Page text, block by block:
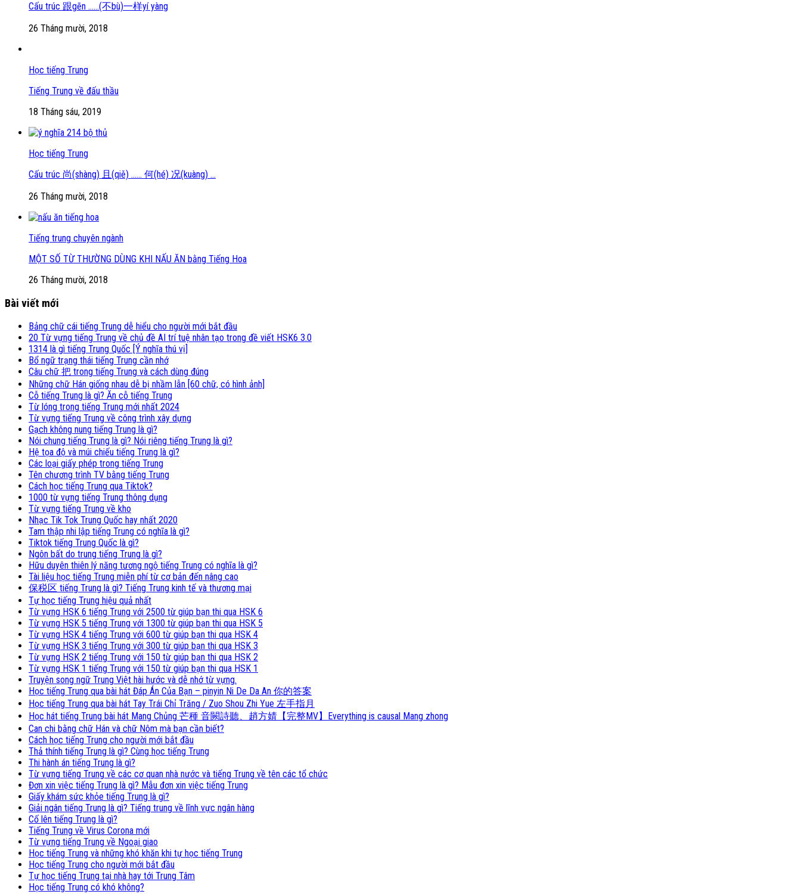
Cấu trúc 跟gēn ……(不bù)一样yí yàng
26 Tháng mười, 2018
Học tiếng Trung
Tiếng Trung về đấu thầu
18 Tháng sáu, 2019
Học tiếng Trung
Cấu trúc 尚(shàng) 且(qiě) …… 何(hé) 况(kuàng) …
26 Tháng mười, 2018
Tiếng trung chuyên ngành
MỘT SỐ TỪ THƯỜNG DÙNG KHI NẤU ĂN bằng Tiếng Hoa
26 Tháng mười, 2018
Bài viết mới
Bảng chữ cái tiếng Trung dễ hiểu cho người mới bắt đầu
20 Từ vựng tiếng Trung về chủ đề AI trí tuệ nhân tạo trong đề viết HSK6 3.0
1314 là gì tiếng Trung Quốc [Ý nghĩa thú vị]
Bổ ngữ trạng thái tiếng Trung cần nhớ
Câu chữ 把 trong tiếng Trung và cách dùng đúng
Những chữ Hán giống nhau dễ bị nhầm lẫn [60 chữ, có hình ảnh]
Cỗ tiếng Trung là gì? Ăn cỗ tiếng Trung
Từ lóng trong tiếng Trung mới nhất 2024
Từ vựng tiếng Trung về công trình xây dựng
Gạch không nung tiếng Trung là gì?
Nói chung tiếng Trung là gì? Nói riêng tiếng Trung là gì?
Hệ tọa độ và múi chiếu tiếng Trung là gì?
Các loại giấy phép trong tiếng Trung
Tên chương trình TV bằng tiếng Trung
Cách học tiếng Trung qua Tiktok?
1000 từ vựng tiếng Trung thông dụng
Từ vựng tiếng Trung về kho
Nhạc Tik Tok Trung Quốc hay nhất 2020
Tam thập nhi lập tiếng Trung có nghĩa là gì?
Tiktok tiếng Trung Quốc là gì?
Ngôn bất do trung tiếng Trung là gì?
Hữu duyên thiên lý năng tương ngộ tiếng Trung có nghĩa là gì?
Tài liệu học tiếng Trung miễn phí từ cơ bản đến nâng cao
保税区 tiếng Trung là gì? Tiếng Trung kinh tế và thương mại
Tự học tiếng Trung hiệu quả nhất
Từ vựng HSK 6 tiếng Trung với 2500 từ giúp bạn thi qua HSK 6
Từ vựng HSK 5 tiếng Trung với 1300 từ giúp bạn thi qua HSK 5
Từ vựng HSK 4 tiếng Trung với 600 từ giúp bạn thi qua HSK 4
Từ vựng HSK 3 tiếng Trung với 300 từ giúp bạn thi qua HSK 3
Từ vựng HSK 2 tiếng Trung với 150 từ giúp bạn thi qua HSK 2
Từ vựng HSK 1 tiếng Trung với 150 từ giúp bạn thi qua HSK 1
Truyện song ngữ Trung Việt hài hước và dễ nhớ từ vựng.
Học tiếng Trung qua bài hát Đáp Án Của Bạn – pinyin Ni De Da An 你的答案
Học tiếng Trung qua bài hát Tay Trái Chỉ Trăng / Zuo Shou Zhi Yue 左手指月
Học hát tiếng Trung bài hát Mang Chủng 芒種 音闕詩聽、趙方婧【完整MV】Everything is causal Mang zhong
Can chi bằng chữ Hán và chữ Nôm mà bạn cần biết?
Cách học tiếng Trung cho người mới bắt đầu
Thả thính tiếng Trung là gì? Cùng học tiếng Trung
Thi hành án tiếng Trung là gì?
Từ vựng tiếng Trung về các cơ quan nhà nước và tiếng Trung về tên các tổ chức
Đơn xin việc tiếng Trung là gì? Mẫu đơn xin việc tiếng Trung
Giấy khám sức khỏe tiếng Trung là gì?
Giải ngân tiếng Trung là gì? Tiếng trung về lĩnh vực ngân hàng
Cố lên tiếng Trung là gì?
Tiếng Trung về Virus Corona mới
Từ vựng tiếng Trung về Ngoại giao
Học tiếng Trung và những khó khăn khi tự học tiếng Trung
Học tiếng Trung cho người mới bắt đầu
Tự học tiếng Trung tại nhà hay tới Trung Tâm
Học tiếng Trung có khó không?